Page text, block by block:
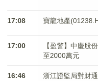
17:08 寶龍地產
17:00
【盈警】中慶股
至2000萬元
16:46
浙江證監局對財